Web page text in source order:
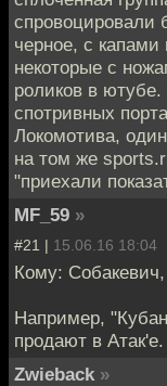
спровоцировали
черное, с
некоторые с
роликов в
спотривных
Локомотива,
на том же
"приехали
MF_59 »
#21 | 15.06.16 18:04
Кому: Собакевич,
Например,
продают в
Zwieback »